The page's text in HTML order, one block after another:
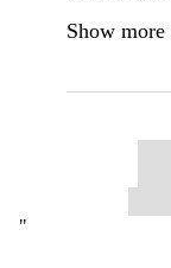
Show more
"